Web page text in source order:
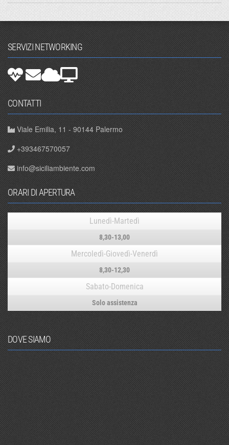
SERVIZI NETWORKING
CONTATTI
Viale Emilia, 11 - 90144 Palermo
+393467570057
info@siciliambiente.com
ORARI DI APERTURA
Lunedì-Martedì
8,30-13,00
Mercoledì-Giovedì-Venerdì
8,30-12,30
Sabato-Domenica
Solo assistenza
DOVE SIAMO